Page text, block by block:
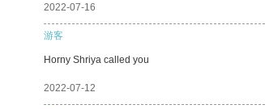
2022-07-16
游客
Horny Shriya called you
2022-07-12